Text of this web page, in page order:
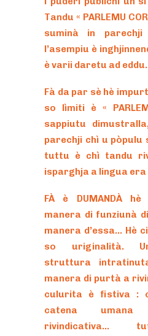
Tandu « PARLEMU
suminà in parechji
l’asempiu è
è varii daretu ad eddu.
Fà da par sè hè
so lìmiti è «
sappiutu
parechji chì u pòpulu
tuttu è chì tandu
isparghja a lingua
FÀ è DUMANDÀ
manera di funziunà
manera d’essa… Hè
so uriginalità.
struttura
manera di purtà a
culurita è fistiva :
catena
rivindicativa…